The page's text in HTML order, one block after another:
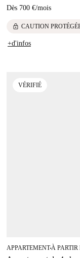
Dès 700 €/mois
lock CAUTION
+d'infos
VÉRIFIÉ
APPARTEMENT■À PARTIR